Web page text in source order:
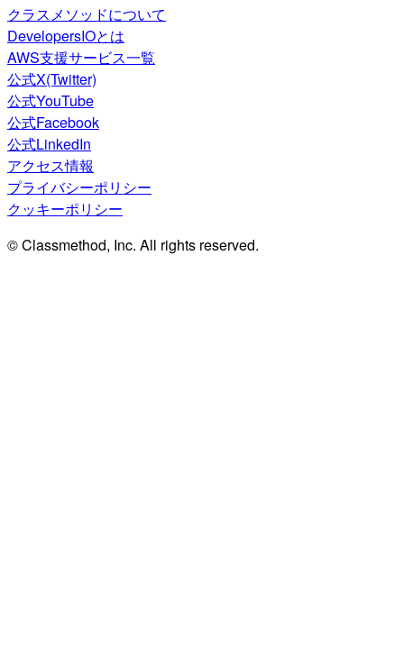
クラスメソッドについて
DevelopersIOとは
AWS支援サービス一覧
公式X(Twitter)
公式YouTube
公式Facebook
公式LinkedIn
アクセス情報
プライバシーポリシー
クッキーポリシー
© Classmethod, Inc. All rights reserved.